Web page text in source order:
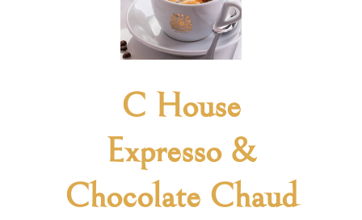
C House
Expresso &
Chocolate Chaud